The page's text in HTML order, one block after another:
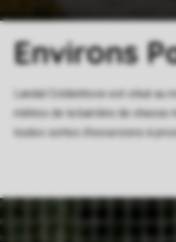
Environs
Landal Coldenhove est situé au
mètres de la barrière de chasse
toutes sortes d'excursions à